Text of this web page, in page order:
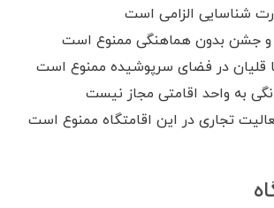
شناسایی الزامی است
و جشن بدون هماهنگی ممنوع است
قلیان در فضای سرپوشیده ممنوع است
به واحد اقامتی مجاز نیست
تجاری در این اقامتگاه ممنوع است